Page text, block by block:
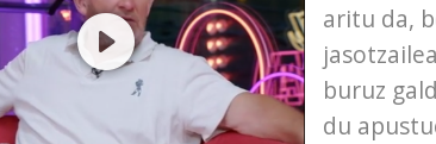
aritu da,
buruz
du